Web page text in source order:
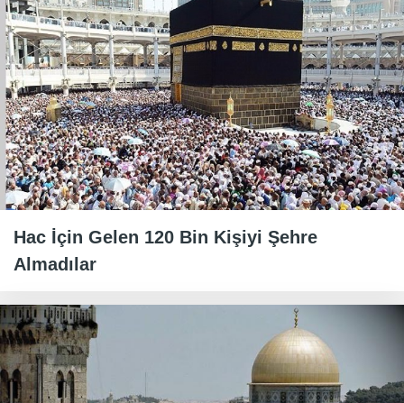
Hac İçin Gelen 120 Bin Kişiyi Şehre
Almadılar